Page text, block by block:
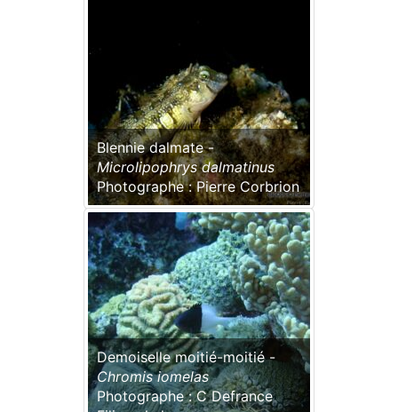
Blennie dalmate -
Microlipophrys dalmatinus
Photographe : Pierre Corbrion
Demoiselle moitié-moitié -
Chromis iomelas
Photographe : C Defrance